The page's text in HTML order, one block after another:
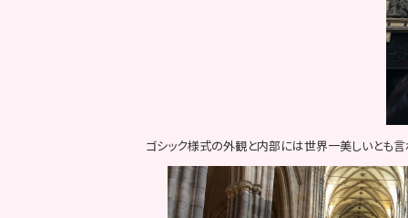
ゴシック様式の外観と内部には世界一美しいとも言